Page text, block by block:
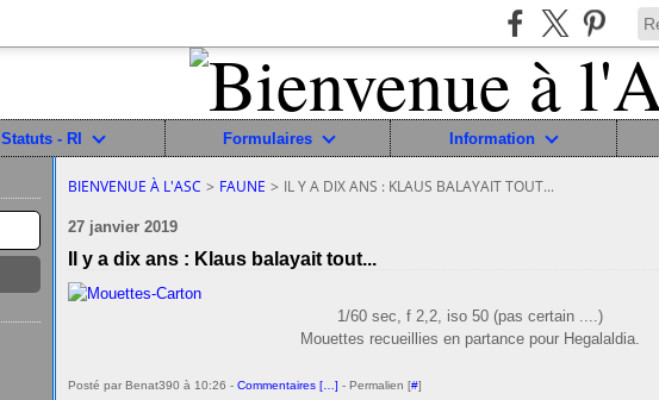
Statuts - RI Formulaires Information
BIENVENUE À L'ASC > FAUNE > IL Y A DIX ANS : KLAUS BALAYAIT TOUT...
27 janvier 2019
Il y a dix ans : Klaus balayait tout...
1/60 sec, f 2,2, iso 50 (pas certain ....)
Mouettes recueillies en partance pour Hegalaldia.
Posté par Benat390 à 10:26 - Commentaires [ ] - Permalien [#]